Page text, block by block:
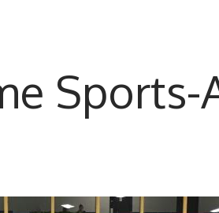
Sports-